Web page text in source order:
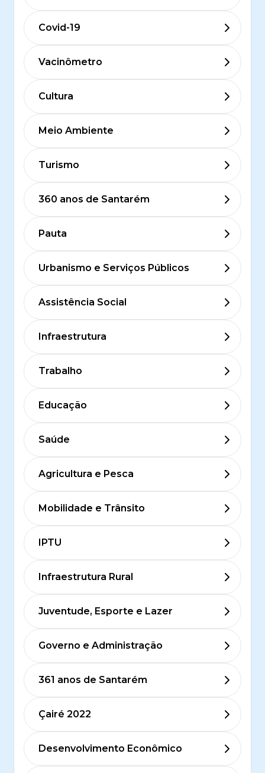
Covid-19
Vacinômetro
Cultura
Meio Ambiente
Turismo
360 anos de Santarém
Pauta
Urbanismo e Serviços Públicos
Assistência Social
Infraestrutura
Trabalho
Educação
Saúde
Agricultura e Pesca
Mobilidade e Trânsito
IPTU
Infraestrutura Rural
Juventude, Esporte e Lazer
Governo e Administração
361 anos de Santarém
Çairé 2022
Desenvolvimento Econômico